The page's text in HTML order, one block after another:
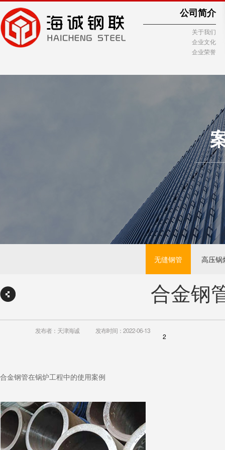
公司简介
关于我们
企业文化
企业荣誉
无缝钢管 高压锅
合金钢
发布者：天津海诚 发布时间：2022-06-13
2
合金钢管在锅炉工程中的使用案例